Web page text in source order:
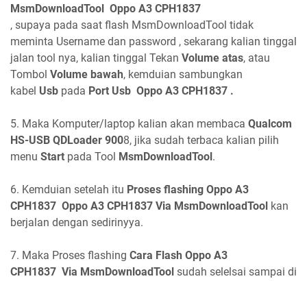
MsmDownloadTool Oppo A3 CPH1837
, supaya pada saat flash MsmDownloadTool tidak
meminta Username dan password , sekarang kalian tinggal
jalan tool nya, kalian tinggal Tekan Volume atas, atau
Tombol Volume bawah, kemduian sambungkan
kabel Usb pada Port Usb Oppo A3 CPH1837 .
5. Maka Komputer/laptop kalian akan membaca Qualcom
HS-USB QDLoader 9008, jika sudah terbaca kalian pilih
menu Start pada Tool MsmDownloadTool .
6. Kemduian setelah itu Proses flashing Oppo A3
CPH1837 Oppo A3 CPH1837 Via MsmDownloadTool kan
berjalan dengan sedirinyya.
7. Maka Proses flashing Cara Flash Oppo A3
CPH1837 Via MsmDownloadTool sudah selelsai sampai di